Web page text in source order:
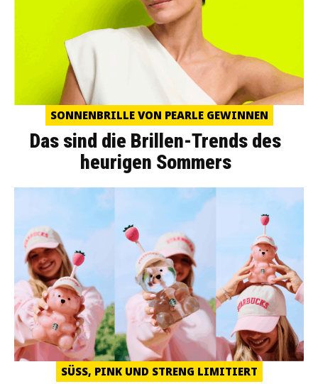
SONNENBRILLE VON PEARLE GEWINNEN
Das sind die Brillen-Trends des
heurigen Sommers
SÜSS, PINK UND STRENG LIMITIERT